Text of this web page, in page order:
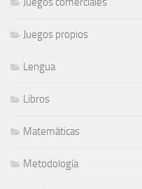
Juegos propios
Lengua
Libros
Matemáticas
Metodología